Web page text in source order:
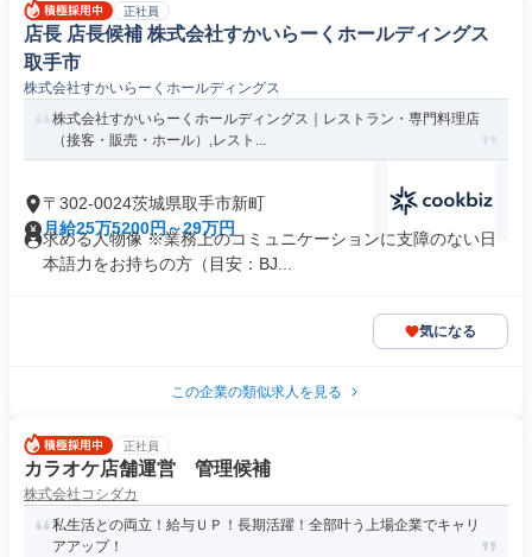
正社員
店長 店長候補 株式会社すかいらーくホールディングス
取手市
株式会社すかいらーくホールディングス
株式会社すかいらーくホールディングス｜レストラン・専門料理店
（接客・販売・ホール）,レスト...
〒302-0024茨城県取手市新町
月給25万5200円～29万円
求める人物像 ※業務上のコミュニケーションに支障のない日
本語力をお持ちの方（目安：BJ...
気になる
この企業の類似求人を見る
正社員
カラオケ店舗運営 管理候補
株式会社コシダカ
私生活との両立！給与ＵＰ！長期活躍！全部叶う上場企業でキャリ
アアップ！